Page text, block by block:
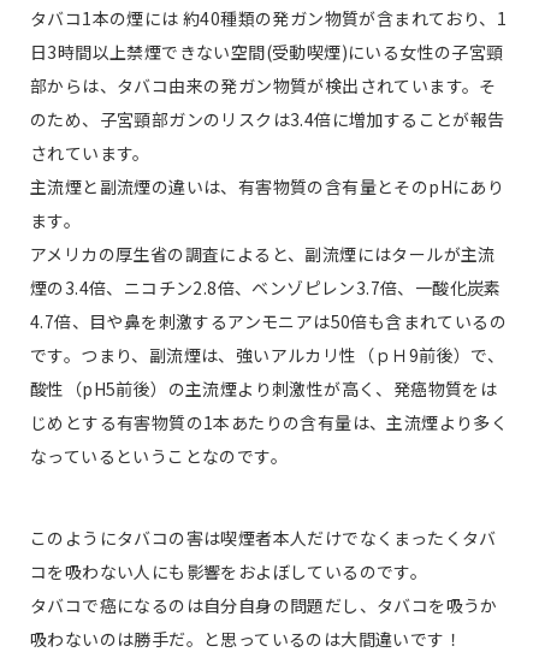
タバコ1本の煙には 約40種類の発ガン物質が含まれており、1
日3時間以上禁煙できない空間(受動喫煙)にいる女性の子宮頸
部からは、タバコ由来の発ガン物質が検出されています。そ
のため、子宮頸部ガンのリスクは3.4倍に増加することが報告
されています。
主流煙と副流煙の違いは、有害物質の含有量とそのpHにあり
ます。
アメリカの厚生省の調査によると、副流煙にはタールが主流
煙の3.4倍、ニコチン2.8倍、ベンゾピレン3.7倍、一酸化炭素
4.7倍、目や鼻を刺激するアンモニアは50倍も含まれているの
です。つまり、副流煙は、強いアルカリ性（ｐＨ9前後）で、
酸性（pH5前後）の主流煙より刺激性が高く、発癌物質をは
じめとする有害物質の1本あたりの含有量は、主流煙より多く
なっているということなのです。
このようにタバコの害は喫煙者本人だけでなくまったくタバ
コを吸わない人にも影響をおよぼしているのです。
タバコで癌になるのは自分自身の問題だし、タバコを吸うか
吸わないのは勝手だ。と思っているのは大間違いです！